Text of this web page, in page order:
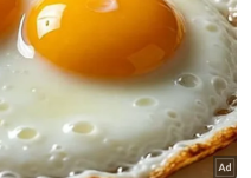
E-Mel setiap